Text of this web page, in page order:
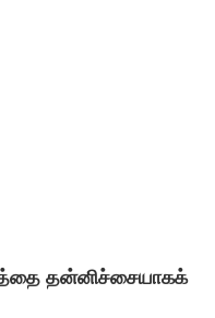
தன்னிச்சையாகக்